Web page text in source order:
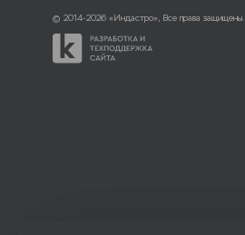
© 2014-2026 «Индастро», Все права защищены.